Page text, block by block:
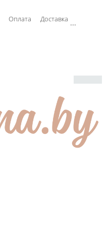
Оплата Доставка ...